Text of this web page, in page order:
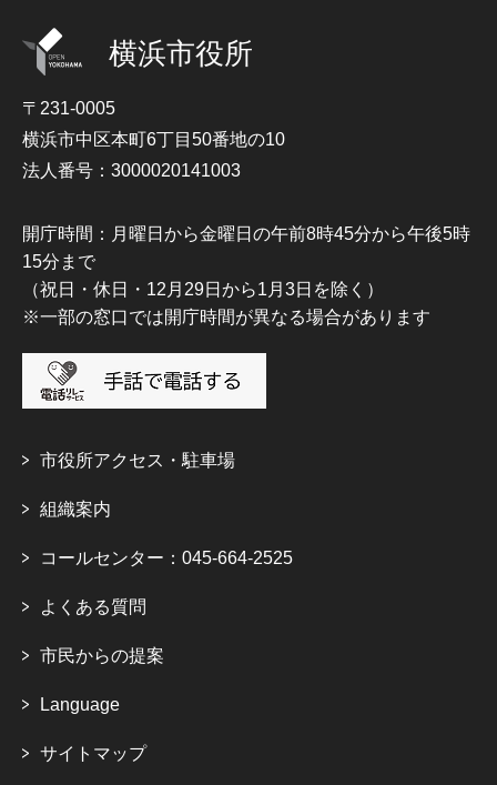
横浜市役所
〒231-0005
横浜市中区本町6丁目50番地の10
法人番号：3000020141003
開庁時間：月曜日から金曜日の午前8時45分から午後5時
15分まで
（祝日・休日・12月29日から1月3日を除く）
※一部の窓口では開庁時間が異なる場合があります
市役所アクセス・駐車場
組織案内
コールセンター：045-664-2525
よくある質問
市民からの提案
Language
サイトマップ